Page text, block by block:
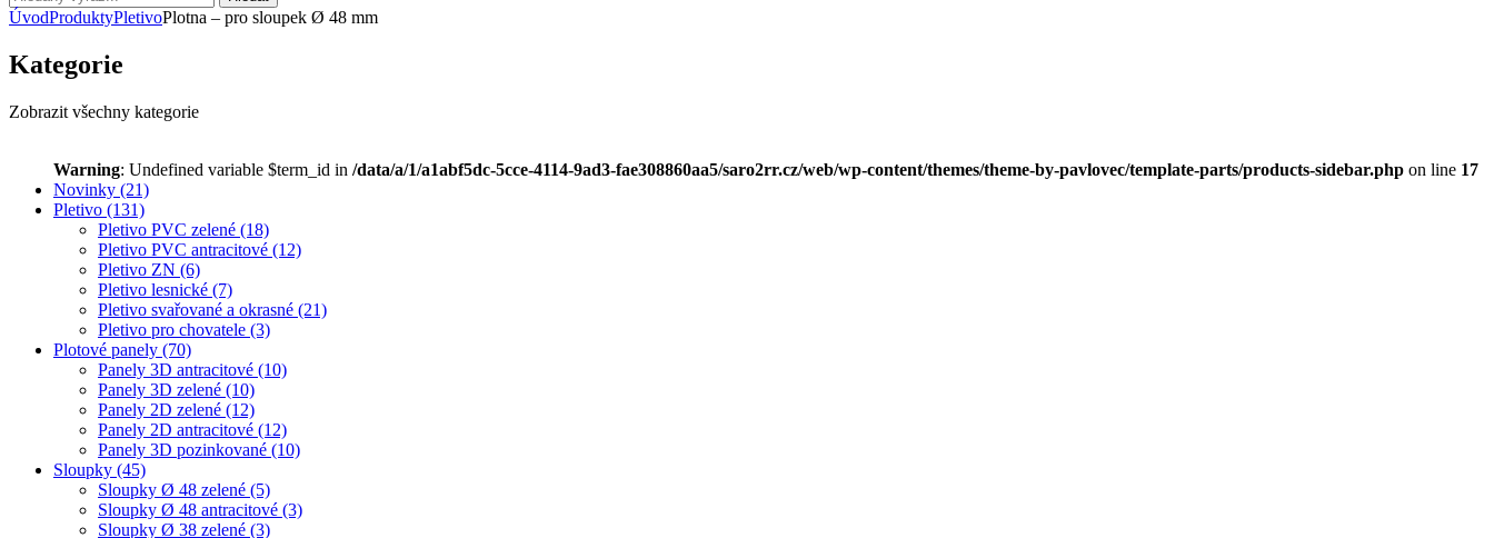
ÚvodProduktyPletivoPlotna – pro sloupek Ø 48 mm
Kategorie
Zobrazit všechny kategorie
Warning: Undefined variable $term_id in /data/a/1/a1abf5dc-5cce-4114-9ad3-fae308860aa5/saro2rr.cz/web/wp-content/themes/theme-by-pavlovec/template-parts/products-sidebar.php on line 17
Novinky (21)
Pletivo (131)
Pletivo PVC zelené (18)
Pletivo PVC antracitové (12)
Pletivo ZN (6)
Pletivo lesnické (7)
Pletivo svařované a okrasné (21)
Pletivo pro chovatele (3)
Plotové panely (70)
Panely 3D antracitové (10)
Panely 3D zelené (10)
Panely 2D zelené (12)
Panely 2D antracitové (12)
Panely 3D pozinkované (10)
Sloupky (45)
Sloupky Ø 48 zelené (5)
Sloupky Ø 48 antracitové (3)
Sloupky Ø 38 zelené (3)